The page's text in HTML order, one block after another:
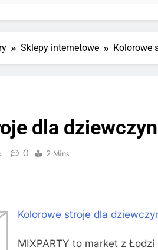
Sklepy internetowe Kolorowe
dla
0 2 Mins
Kolorowe stroje dla
MIXPARTY to market z